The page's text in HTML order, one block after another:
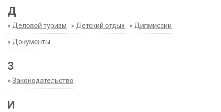
Д
» Деловой туризм » Детский отдых » Дипмиссии
» Документы
З
» Законодательство
И